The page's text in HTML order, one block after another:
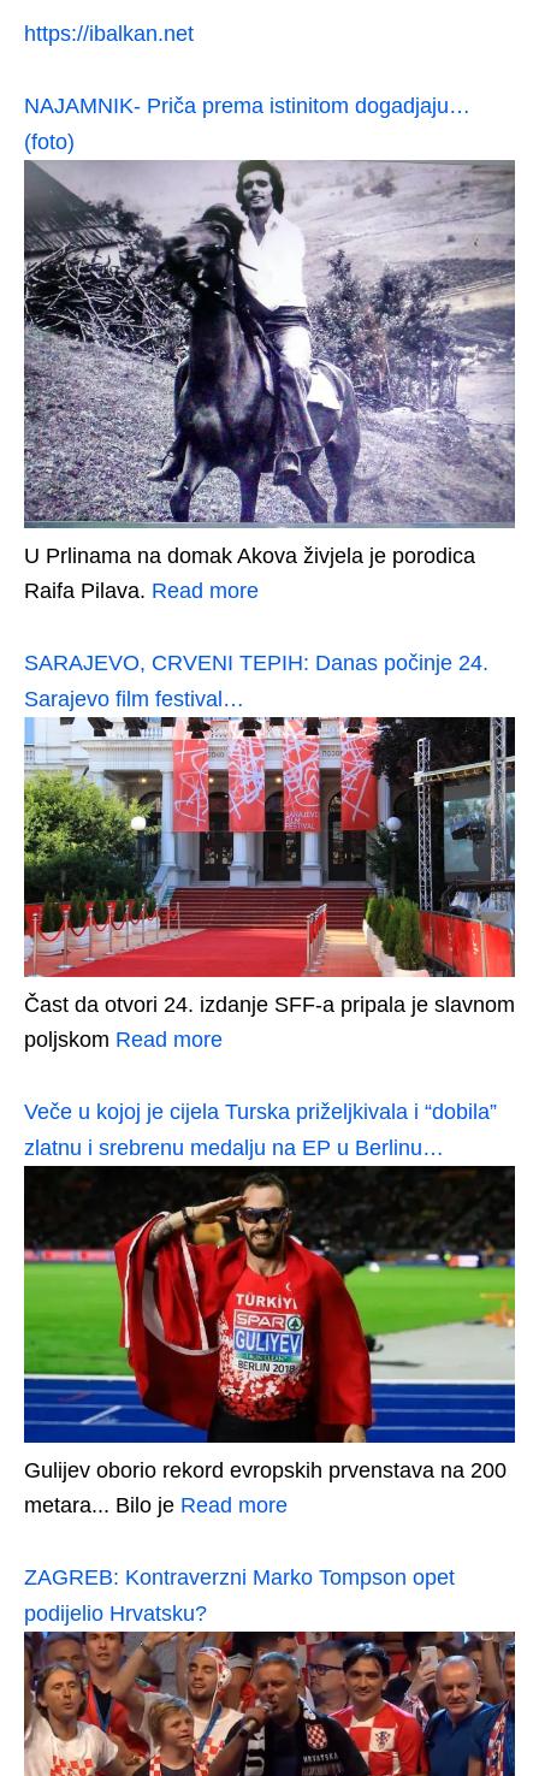
https://ibalkan.net
NAJAMNIK- Priča prema istinitom dogadjaju…
(foto)
U Prlinama na domak Akova živjela je porodica
Raifa Pilava. Read more
SARAJEVO, CRVENI TEPIH: Danas počinje 24.
Sarajevo film festival…
Čast da otvori 24. izdanje SFF-a pripala je slavnom
poljskom Read more
Veče u kojoj je cijela Turska priželjkivala i “dobila”
zlatnu i srebrenu medalju na EP u Berlinu…
Gulijev oborio rekord evropskih prvenstava na 200
metara... Bilo je Read more
ZAGREB: Kontraverzni Marko Tompson opet
podijelio Hrvatsku?